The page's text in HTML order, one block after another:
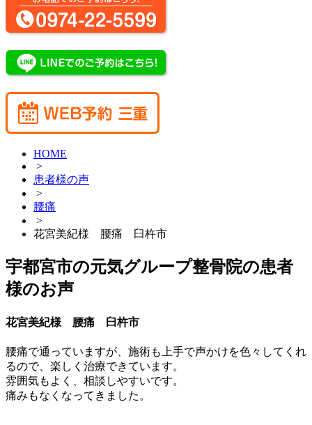
HOME
>
患者様の声
>
腰痛
>
花宮美紀様 腰痛 臼杵市
宇都宮市の元気グループ整骨院の患者
様のお声
花宮美紀様 腰痛 臼杵市
腰痛で通っていますが、施術も上手で声かけを色々してくれ
るので、楽しく治療できています。
雰囲気もよく、相談しやすいです。
痛みもなくなってきました。